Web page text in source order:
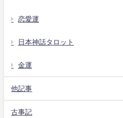
恋愛運
日本神話タロット
金運
他記事
古事記